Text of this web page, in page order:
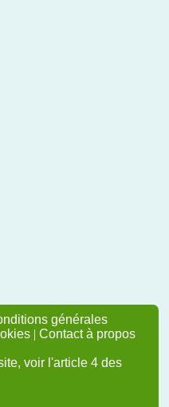
générales
| Contact à propos
voir l'article 4 des